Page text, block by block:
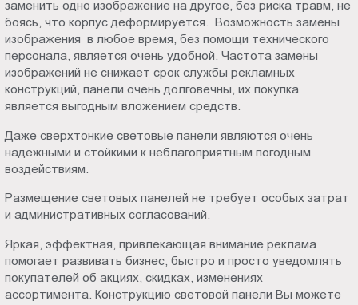
заменить одно изображение на другое, без риска травм, не
боясь, что корпус деформируется. Возможность замены
изображения в любое время, без помощи технического
персонала, является очень удобной. Частота замены
изображений не снижает срок службы рекламных
конструкций, панели очень долговечны, их покупка
является выгодным вложением средств.
Даже сверхтонкие световые панели являются очень
надежными и стойкими к неблагоприятным погодным
воздействиям.
Размещение световых панелей не требует особых затрат
и административных согласований.
Яркая, эффектная, привлекающая внимание реклама
помогает развивать бизнес, быстро и просто уведомлять
покупателей об акциях, скидках, изменениях
ассортимента. Конструкцию световой панели Вы можете